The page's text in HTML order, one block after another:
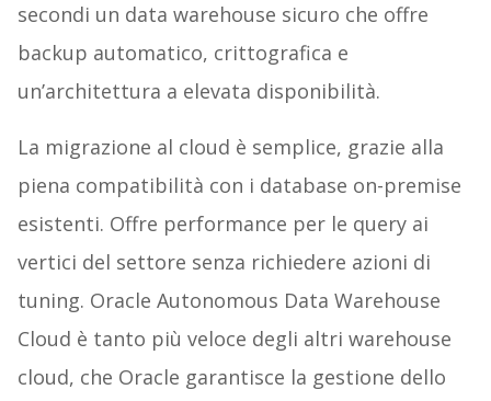
secondi un data warehouse sicuro che offre
backup automatico, crittografica e
un’architettura a elevata disponibilità.
La migrazione al cloud è semplice, grazie alla
piena compatibilità con i database on-premise
esistenti. Offre performance per le query ai
vertici del settore senza richiedere azioni di
tuning. Oracle Autonomous Data Warehouse
Cloud è tanto più veloce degli altri warehouse
cloud, che Oracle garantisce la gestione dello